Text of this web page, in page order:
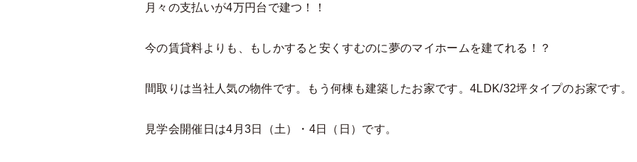
月々の支払いが4万円台で建つ！！
今の賃貸料よりも、もしかすると安くすむのに夢のマイホームを建てれる！？
間取りは当社人気の物件です。もう何棟も建築したお家です。4LDK/32坪タイプのお家です。
見学会開催日は4月3日（土）・4日（日）です。